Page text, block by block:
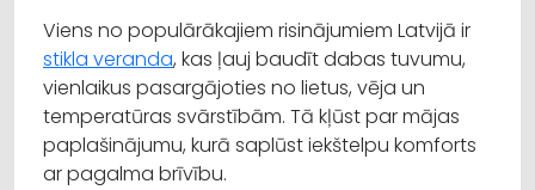
Viens no populārākajiem risinājumiem Latvijā ir
stikla veranda, kas ļauj baudīt dabas tuvumu,
vienlaikus pasargājoties no lietus, vēja un
temperatūras svārstībām. Tā kļūst par mājas
paplašinājumu, kurā saplūst iekštelpu komforts
ar pagalma brīvību.